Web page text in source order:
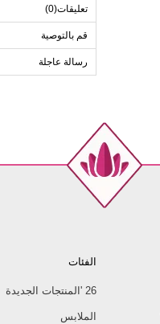
تعليقات(0)
قم بالتوصية
رسالة عاجلة
الفئات
26 'المنتجات الجديدة
الملابس